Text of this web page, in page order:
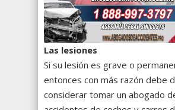
Las lesiones
Si su lesión es grave o
entonces con más razón debe
considerar tomar un abogado